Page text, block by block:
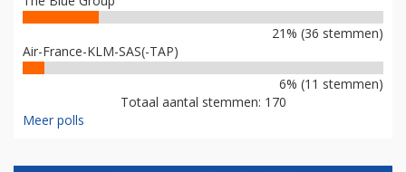
21% (36 stemmen)
Air-France-KLM-SAS(-TAP)
6% (11 stemmen)
Totaal aantal stemmen: 170
Meer polls